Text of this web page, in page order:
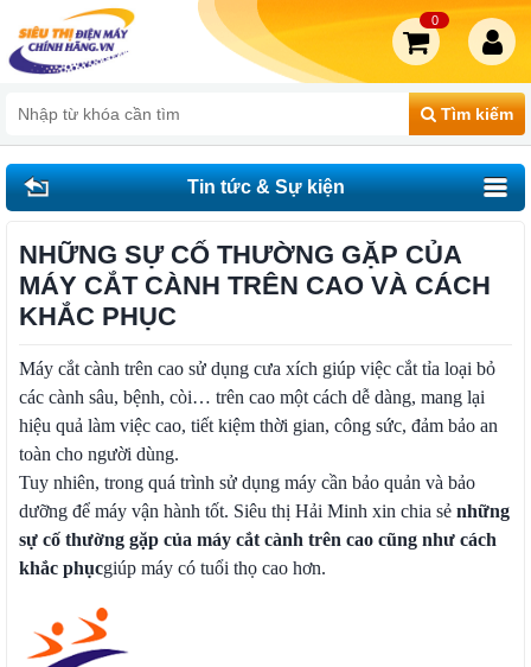
Tìm kiếm
0
Tin tức & Sự kiện
NHỮNG SỰ CỐ THƯỜNG GẶP CỦA
MÁY CẮT CÀNH TRÊN CAO VÀ CÁCH
KHẮC PHỤC
Máy cắt cành trên cao sử dụng cưa xích giúp việc cắt tỉa loại bỏ
các cành sâu, bệnh, còi… trên cao một cách dễ dàng, mang lại
hiệu quả làm việc cao, tiết kiệm thời gian, công sức, đảm bảo an
toàn cho người dùng.
Tuy nhiên, trong quá trình sử dụng máy cần bảo quản và bảo
dưỡng để máy vận hành tốt. Siêu thị Hải Minh xin chia sẻ những
sự cố thường gặp của máy cắt cành trên cao cũng như cách
khắc phụcgiúp máy có tuổi thọ cao hơn.